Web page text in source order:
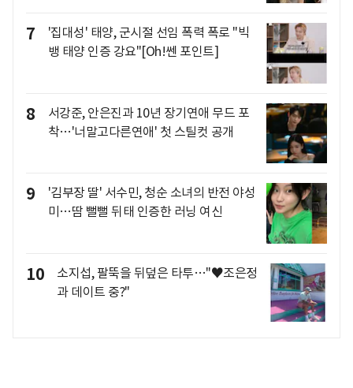
7
'집대성' 태양, 군시절 선임 폭력 폭로 "빅
뱅 태양 인증 강요"[Oh!쎈 포인트]
8
서강준, 안은진과 10년 장기연애 무드 포
착…'너말고다른연애' 첫 스틸컷 공개
9
'김부장 딸' 서수민, 청순 소녀의 반전 야성
미…땀 뻘뻘 뒤태 인증한 러닝 여신
10
소지섭, 팔뚝을 뒤덮은 타투…"♥조은정
과 데이트 중?"